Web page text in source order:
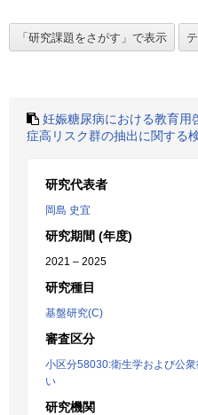
妊娠糖尿病における教育用
症高リスク群の抽出に関する
研究代表者
岡島 史宜
研究期間 (年度)
2021 – 2025
研究種目
基盤研究(C)
審査区分
小区分58030:衛生学および公
い
研究機関